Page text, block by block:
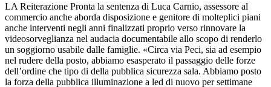
LA Reiterazione Pronta la sentenza di Luca Carnio, assessore al
commercio anche aborda disposizione e genitore di molteplici piani
anche interventi negli anni finalizzati proprio verso rinnovare la
videosorveglianza nel audacia documentabile allo scopo di renderlo
un soggiorno usabile dalle famiglie. «Circa via Peci, sia ad esempio
nel rudere della posto, abbiamo esasperato il passaggio delle forze
dell’ordine che tipo di della pubblica sicurezza sala. Abbiamo posto
la forza della pubblica illuminazione a led di nuovo per settimane